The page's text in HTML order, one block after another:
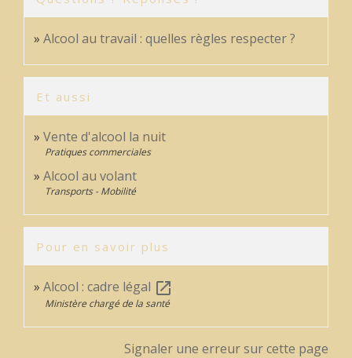
Alcool au travail : quelles règles respecter ?
Et aussi
Vente d'alcool la nuit
Pratiques commerciales
Alcool au volant
Transports - Mobilité
Pour en savoir plus
Alcool : cadre légal open_in_new
Ministère chargé de la santé
Signaler une erreur sur cette page